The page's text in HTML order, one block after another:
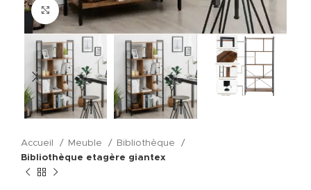
Click to enlarge
Accueil Meuble
Bibliothèque
Bibliothèque etagère giantex